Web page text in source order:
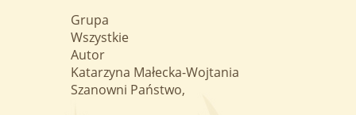
Grupa
Wszystkie
Autor
Katarzyna Małecka-Wojtania
Szanowni Państwo,